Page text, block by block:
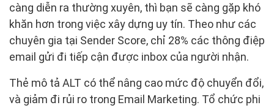
càng diễn ra thường xuyên, thì bạn sẽ càng gặp khó
khăn hơn trong việc xây dựng uy tín. Theo như các
chuyên gia tại Sender Score, chỉ 28% các thông điệp
email gửi đi tiếp cận được inbox của người nhận.
Thẻ mô tả ALT có thể nâng cao mức độ chuyển đổi,
và giảm đi rủi ro trong Email Marketing. Tổ chức phi